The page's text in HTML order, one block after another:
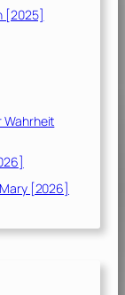
[2025]
Wahrheit
[2026]